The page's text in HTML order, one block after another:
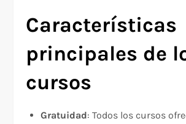
Características
principales de
cursos
Gratuidad: Todos los cursos